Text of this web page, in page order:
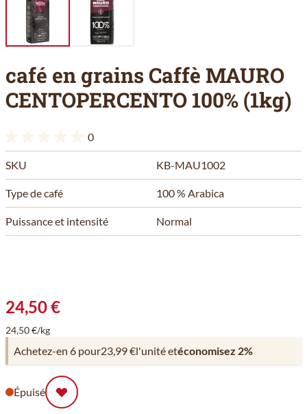
café en grains Caffè MAURO
CENTOPERCENTO 100% (1kg)
0
SKU KB-MAU1002
Type de café 100 % Arabica
Puissance et intensité Normal
24,50 €
24,50 €/kg
Achetez-en 6 pour23,99 €l'unité etéconomisez 2%
Épuisé